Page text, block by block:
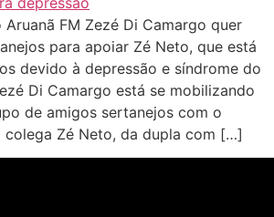
Aruanã FM Zezé Di Camargo quer
para apoiar Zé Neto, que está
devido à depressão e síndrome do
Di Camargo está se mobilizando
de amigos sertanejos com o
colega Zé Neto, da dupla com […]